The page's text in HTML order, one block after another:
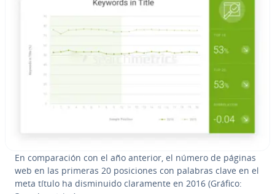
En co­m­pa­ra­ción con el año anterior, el número de páginas
web en las primeras 20 po­si­cio­nes con palabras clave en el
meta título ha di­s­mi­nui­do cla­ra­me­n­te en 2016 (Gráfico: